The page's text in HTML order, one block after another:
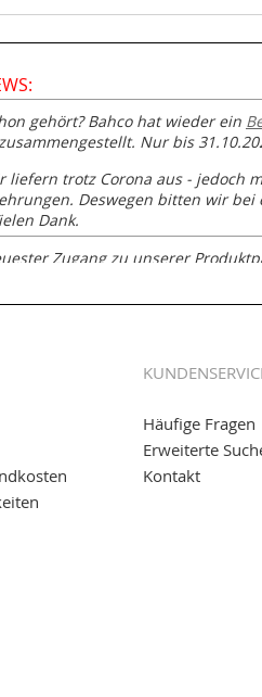
gehört? Bahco hat wieder ein
Nur bis
liefern trotz Corona aus - jedoch
Deswegen bitten wir
Dank.
Zugang zu unserer
der Corporate Identity
- Zahlung per paydirekt
- Visa & MasterCard (inkl.
NEU- giropay, SOFORT-
Topseller bei
entsteht unser "neuer"
Häufige Fragen
Erweiterte
Kontakt